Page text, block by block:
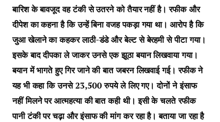
बारिश के बावजूद वह टंकी से उतरने को तैयार नहीं है। रफीक और
दीपेश का कहना है कि उन्हें बिना वजह पकड़ा गया था। आरोप है कि
जुआ खेलाने का कहकर लाठी-डंडे और बेल्ट से बेरहमी से पीटा गया।
इसके बाद दीपका ले जाकर उनसे एक झूठा बयान लिखवाया गया।
बयान में भागते हुए गिर जाने की बात जबरन लिखवाई गई। रफीक ने
यह भी कहा कि उनसे 23,500 रुपये ले लिए गए। दोनों ने इंसाफ
नहीं मिलने पर आत्महत्या की बात कही थी। इसी के चलते रफीक
पानी टंकी पर चढ़ा और इंसाफ की मांग कर रहा है। बताया जा रहा है